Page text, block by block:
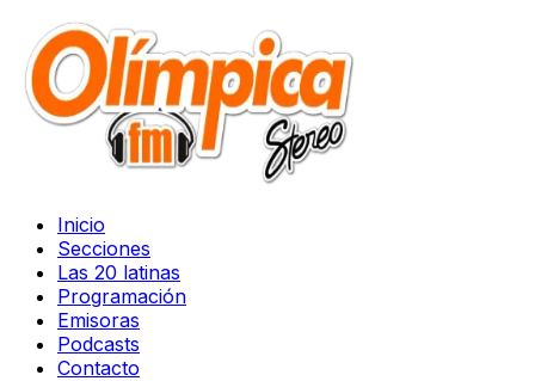
Inicio
Secciones
Las 20 latinas
Programación
Emisoras
Podcasts
Contacto